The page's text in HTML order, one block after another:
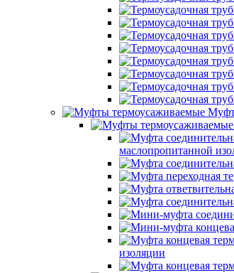
маслопропитанной
изоляции